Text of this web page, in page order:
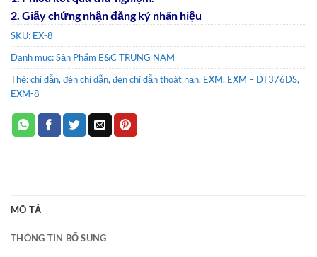
2. Giấy chứng nhận đăng ký nhãn hiệu
SKU: EX-8
Danh mục:Sản Phẩm E&C TRUNG NAM
Thẻ:chỉ dẫn,đèn chỉ dẫn,đèn chỉ dẫn thoát nạn, EXM, EXM – DT376DS,
EXM-8
MÔ TẢ
THÔNG TIN BỔ SUNG